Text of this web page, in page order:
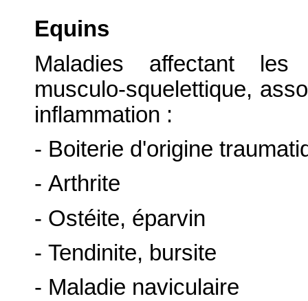
Equins
Maladies affectant les
musculo-squelettique,
inflammation :
- Boiterie d'origine
- Arthrite
- Ostéite, éparvin
- Tendinite, bursite
- Maladie naviculaire